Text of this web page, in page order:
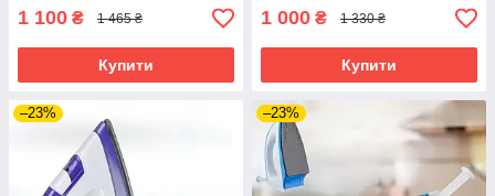
1 100 ₴ 1 465 ₴
Купити
1 000 ₴ 1 330 ₴
Купити
–23% –23%